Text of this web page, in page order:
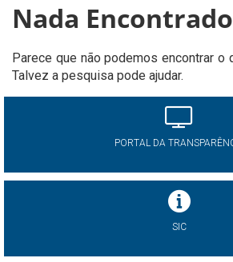
Nada Encontrado
Parece que não podemos encontrar o
Talvez a pesquisa pode ajudar.
PORTAL DA
SIC